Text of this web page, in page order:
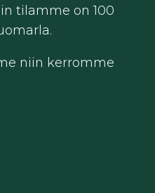
tilamme on 100
niin kerromme